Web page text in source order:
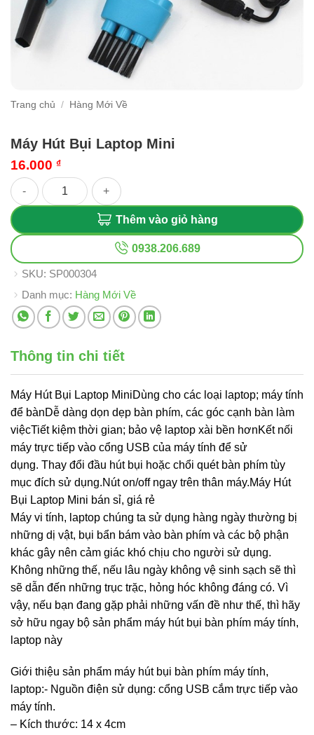
Trang chủ / Hàng Mới Về
Máy Hút Bụi Laptop Mini
16.000 ₫
Máy Hút Bụi Laptop Mini số lượng
Thêm vào giỏ hàng
0938.206.689
SKU: SP000304
Danh mục: Hàng Mới Về
Thông tin chi tiết
Máy Hút Bụi Laptop MiniDùng cho các loại laptop; máy tính
để bànDễ dàng dọn dẹp bàn phím, các góc cạnh bàn làm
việcTiết kiệm thời gian; bảo vệ laptop xài bền hơnKết nối
máy trực tiếp vào cổng USB của máy tính để sử
dụng. Thay đổi đầu hút bụi hoặc chổi quét bàn phím tùy
mục đích sử dụng.Nút on/off ngay trên thân máy.Máy Hút
Bụi Laptop Mini bán sỉ, giá rẻ
Máy vi tính, laptop chúng ta sử dụng hàng ngày thường bị
những dị vật, bụi bẩn bám vào bàn phím và các bộ phận
khác gây nên cảm giác khó chịu cho người sử dụng.
Không những thế, nếu lâu ngày không vệ sinh sạch sẽ thì
sẽ dẫn đến những trục trặc, hỏng hóc không đáng có. Vì
vậy, nếu bạn đang gặp phải những vấn đề như thế, thì hãy
sở hữu ngay bộ sản phẩm máy hút bụi bàn phím máy tính,
laptop này
Giới thiệu sản phẩm máy hút bụi bàn phím máy tính,
laptop:- Nguồn điện sử dụng: cổng USB cắm trực tiếp vào
máy tính.
– Kích thước: 14 x 4cm